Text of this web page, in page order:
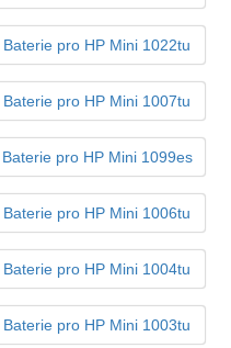
Baterie pro HP Mini 1022tu
Baterie pro HP Mini 1007tu
Baterie pro HP Mini 1099es
Baterie pro HP Mini 1006tu
Baterie pro HP Mini 1004tu
Baterie pro HP Mini 1003tu